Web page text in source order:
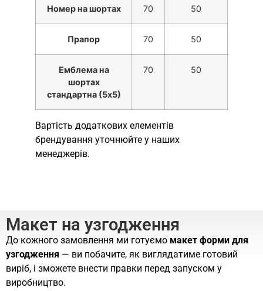
Номер на шортах 70 50
Прапор 70 50
Емблема на
шортах
стандартна (5х5)
70 50
Вартість додаткових елементів
брендування уточнюйте у наших
менеджерів.
Макет на узгодження
До кожного замовлення ми готуємо макет форми для
узгодження — ви побачите, як виглядатиме готовий
виріб, і зможете внести правки перед запуском у
виробництво.